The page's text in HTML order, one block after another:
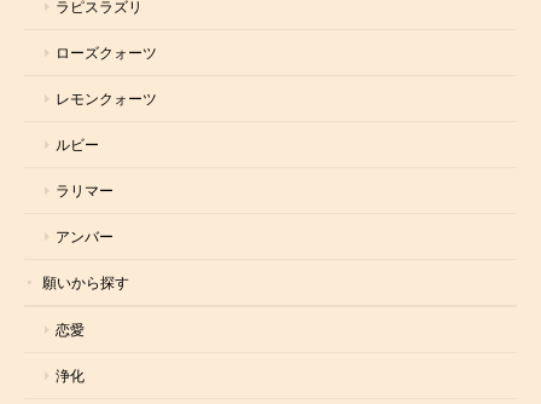
ラピスラズリ
ローズクォーツ
レモンクォーツ
ルビー
ラリマー
アンバー
願いから探す
恋愛
浄化